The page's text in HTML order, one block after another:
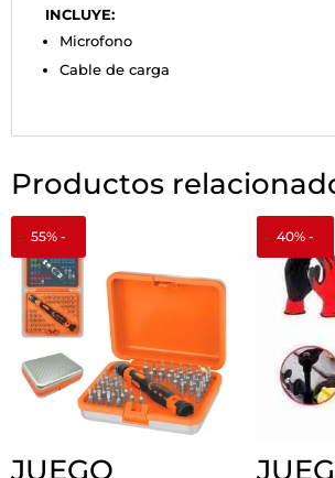
INCLUYE:
Microfono
Cable de carga
Productos
55% -
JUEGO
40% -